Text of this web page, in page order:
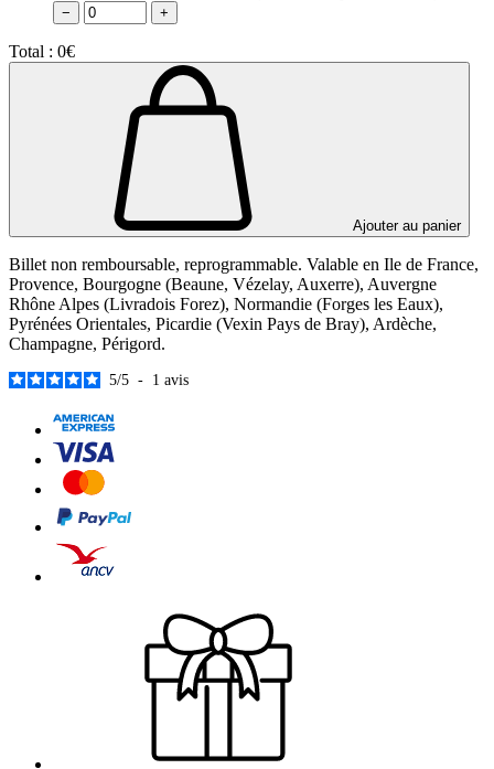
− +
Total : 0€
Ajouter au panier
Billet non remboursable, reprogrammable. Valable en Ile de France,
Provence, Bourgogne (Beaune, Vézelay, Auxerre), Auvergne
Rhône Alpes (Livradois Forez), Normandie (Forges les Eaux),
Pyrénées Orientales, Picardie (Vexin Pays de Bray), Ardèche,
Champagne, Périgord.
5/5 - 1 avis